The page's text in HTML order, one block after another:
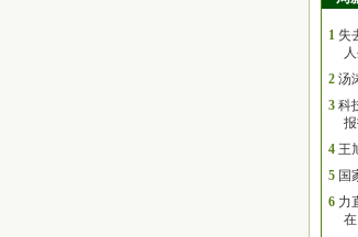
1 失
2 汤
3 科
4 王
5 国
6 力
在